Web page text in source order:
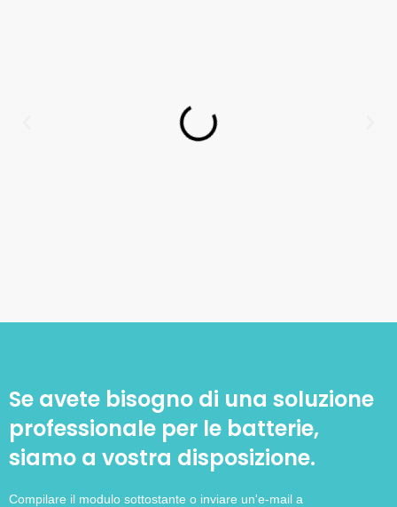
Se avete bisogno di una soluzione
professionale per le batterie,
siamo a vostra disposizione.
Compilare il modulo sottostante o inviare un'e-mail a